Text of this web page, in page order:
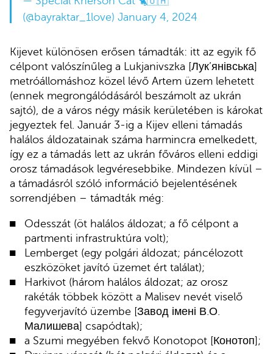
(@bayraktar_1love) January 4, 2024
Kijevet különösen erősen támadták: itt az egyik fő
célpont valószínűleg a Lukjanivszka [Лук’янівська]
metróállomáshoz közel lévő Artem üzem lehetett
(ennek megrongálódásáról beszámolt az ukrán
sajtó), de a város négy másik kerületében is károkat
jegyeztek fel. Január 3-ig a Kijev elleni támadás
halálos áldozatainak száma harmincra emelkedett,
így ez a támadás lett az ukrán főváros elleni eddigi
orosz támadások legvéresebbike. Mindezen kívül –
a támadásról szóló információ bejelentésének
sorrendjében – támadták még:
Odesszát (öt halálos áldozat; a fő célpont a
partmenti infrastruktúra volt);
Lemberget (egy polgári áldozat; páncélozott
eszközöket javító üzemet ért találat);
Harkivot (három halálos áldozat; az orosz
rakéták többek között a Malisev nevét viselő
fegyverjavító üzembe [Завод імені В.О.
Малишева] csapódtak);
a Szumi megyében fekvő Konotopot [Конотоп];